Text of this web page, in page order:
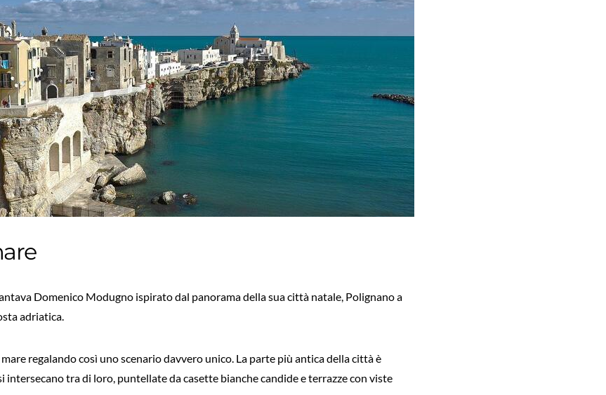
Domenico Modugno ispirato dal panorama della sua città natale, Polignano a
adriatica.
regalando così uno scenario davvero unico. La parte più antica della città è
intersecano tra di loro, puntellate da casette bianche candide e terrazze con viste